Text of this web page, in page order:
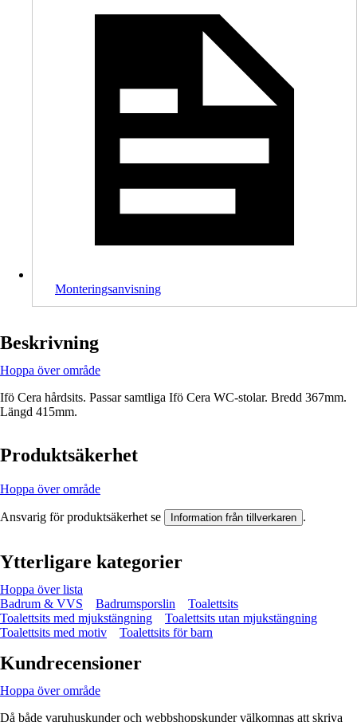
Monteringsanvisning
Beskrivning
Hoppa över område
Ifö Cera hårdsits. Passar samtliga Ifö Cera WC-stolar. Bredd 367mm.
Längd 415mm.
Produktsäkerhet
Hoppa över område
Ansvarig för produktsäkerhet se Information från tillverkaren .
Ytterligare kategorier
Hoppa över lista
Badrum & VVS
Badrumsporslin
Toalettsits
Toalettsits med mjukstängning
Toalettsits utan mjukstängning
Toalettsits med motiv
Toalettsits för barn
Kundrecensioner
Hoppa över område
Då både varuhuskunder och webbshopskunder välkomnas att skriva